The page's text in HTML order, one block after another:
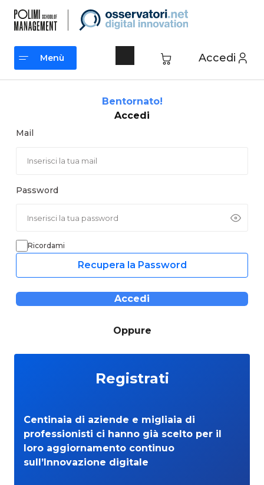
contenuto
Accedi
Menù
Bentornato!
Accedi
Mail
Password
Ricordami
Recupera la Password
Accedi
Oppure
Registrati
Centinaia di aziende e migliaia di
professionisti ci hanno già scelto per il
loro aggiornamento continuo
sull’Innovazione digitale